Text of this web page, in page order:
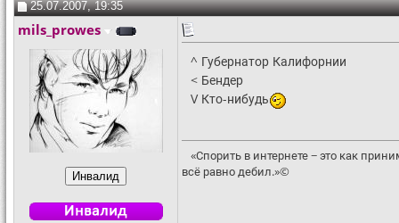
25.07.2007, 19:35
mils_prowes
^ Губернатор Калифорнии
< Бендер
V Кто-нибудь
«Спорить в интернете − это как
всё равно дебил.»©